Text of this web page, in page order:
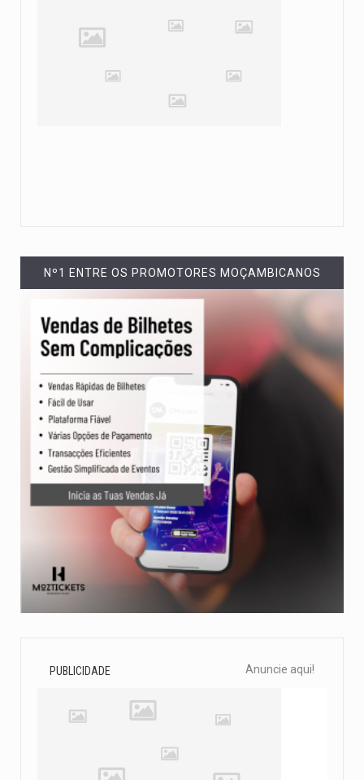
Nº1 ENTRE OS PROMOTORES MOÇAMBICANOS
PUBLICIDADE Anuncie aqui!